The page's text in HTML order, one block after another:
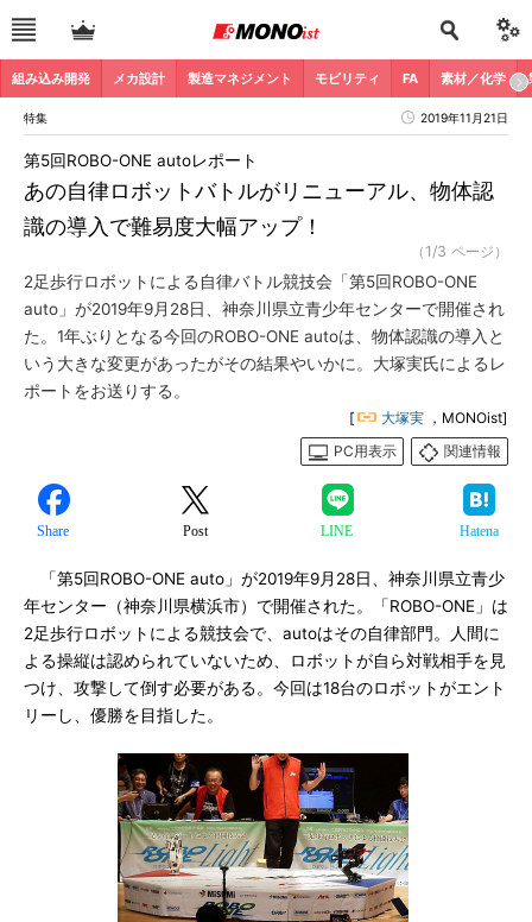
組み込み開発 メカ設計 製造マネジメント モビリティ FA 素材／化学
特集 2019年11月21日
あの自律ロボットバトルがリニューアル、物体認
識の導入で難易度大幅アップ！
第5回ROBO-ONE autoレポート
（1/3 ページ）
2足歩行ロボットによる自律バトル競技会「第5回ROBO-ONE
auto」が2019年9月28日、神奈川県立青少年センターで開催され
た。1年ぶりとなる今回のROBO-ONE autoは、物体認識の導入と
いう大きな変更があったがその結果やいかに。大塚実氏によるレ
ポートをお送りする。
[ 大塚実 ，MONOist]
PC用表示
関連情報
Share Post LINE Hatena
「第5回ROBO-ONE auto」が2019年9月28日、神奈川県立青少
年センター（神奈川県横浜市）で開催された。「ROBO-ONE」は
2足歩行ロボットによる競技会で、autoはその自律部門。人間に
よる操縦は認められていないため、ロボットが自ら対戦相手を見
つけ、攻撃して倒す必要がある。今回は18台のロボットがエント
リーし、優勝を目指した。